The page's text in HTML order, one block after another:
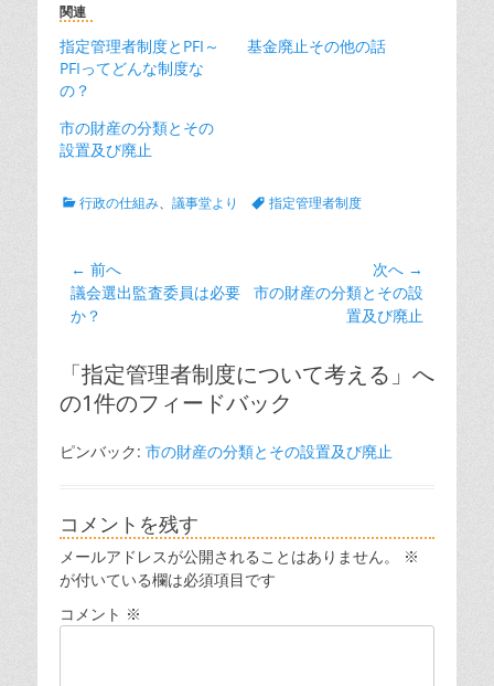
関連
指定管理者制度とPFI～
PFIってどんな制度な
の？
基金廃止その他の話
市の財産の分類とその
設置及び廃止
カ 行政の仕組み、 議事堂より
タ 指定管理者制度
投
稿
ナ
ビ
ゲ
ー
シ
← 前へ
前
の
稿:
議会選出監査委員は必要
か？
次へ →
次
市の財産の分類とその設
置及び廃止
「指定管理者制度について考える」へ
の1件のフィードバック
ピンバック: 市の財産の分類とその設置及び廃止
コメントを残す
メールアドレスが公開されることはありません。
※
が付いている欄は必須項目です
コメント ※